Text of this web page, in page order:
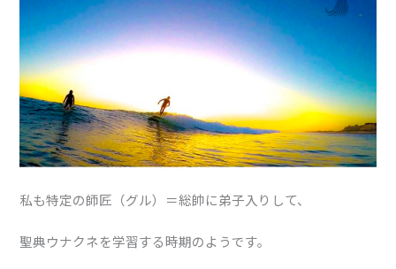
私も特定の師匠（グル）＝総帥に弟子入りして、
聖典ウナクネを学習する時期のようです。